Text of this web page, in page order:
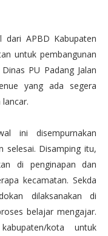
dari APBD Kabupaten
untuk pembangunan
PU Padang Jalan
yang ada segera
ini disempurnakan
selesai. Disamping itu,
di penginapan dan
kecamatan. Sekda
dilaksanakan di
belajar mengajar.
kota untuk